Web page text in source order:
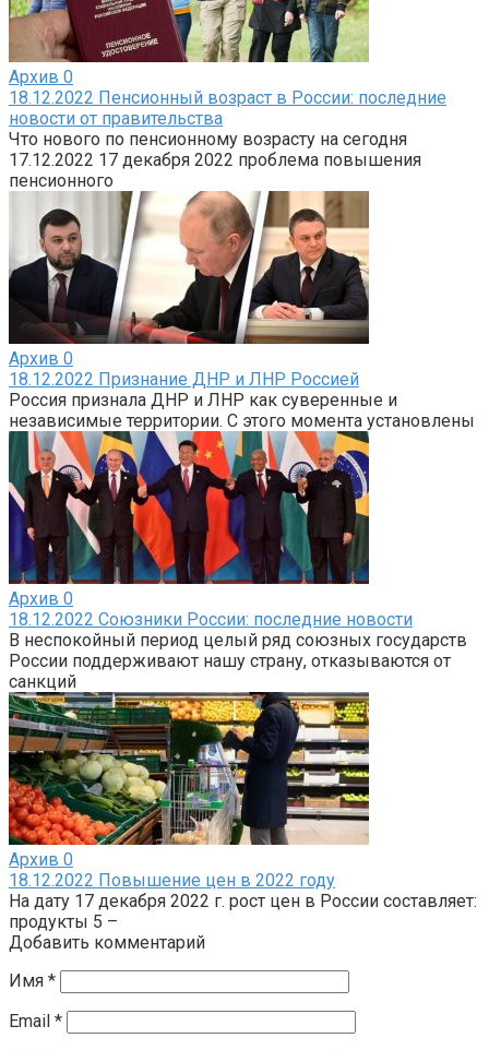
Архив 0
18.12.2022 Пенсионный возраст в России: последние
новости от правительства
Что нового по пенсионному возрасту на сегодня
17.12.2022 17 декабря 2022 проблема повышения
пенсионного
Архив 0
18.12.2022 Признание ДНР и ЛНР Россией
Россия признала ДНР и ЛНР как суверенные и
независимые территории. С этого момента установлены
Архив 0
18.12.2022 Союзники России: последние новости
В неспокойный период целый ряд союзных государств
России поддерживают нашу страну, отказываются от
санкций
Архив 0
18.12.2022 Повышение цен в 2022 году
На дату 17 декабря 2022 г. рост цен в России составляет:
продукты 5 –
Добавить комментарий
Имя *
Email *